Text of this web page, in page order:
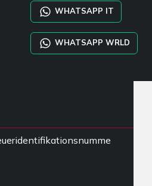
WHATSAPP IT
WHATSAPP WRLD